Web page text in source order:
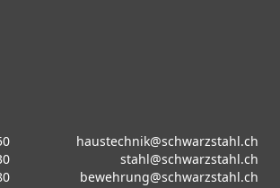
haustechnik@schwarzstahl.ch
stahl@schwarzstahl.ch
bewehrung@schwarzstahl.ch